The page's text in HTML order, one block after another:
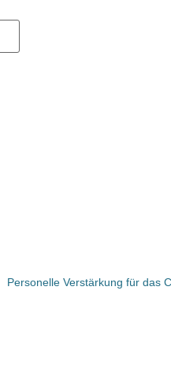
Personelle Verstärkung für das